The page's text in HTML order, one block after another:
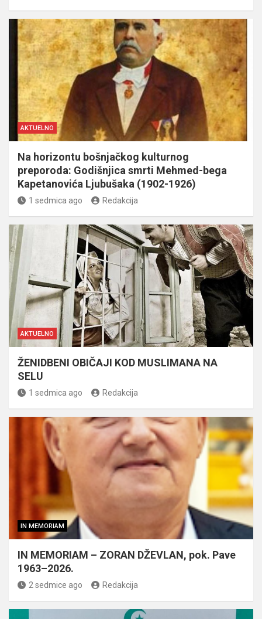
AKTUELNO
Na horizontu bošnjačkog kulturnog
preporoda: Godišnjica smrti Mehmed-bega
Kapetanovića Ljubušaka (1902-1926)
1 sedmica ago Redakcija
AKTUELNO
ŽENIDBENI OBIČAJI KOD MUSLIMANA NA
SELU
1 sedmica ago Redakcija
IN MEMORIAM
IN MEMORIAM – ZORAN DŽEVLAN, pok. Pave
1963–2026.
2 sedmice ago Redakcija